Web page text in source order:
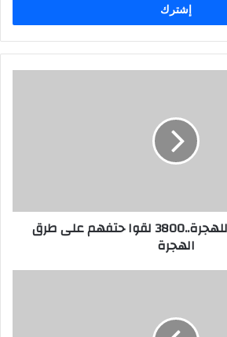
المنظمة الدولية للهجرة..3800 لقوا حتفهم على طرق
الهجرة